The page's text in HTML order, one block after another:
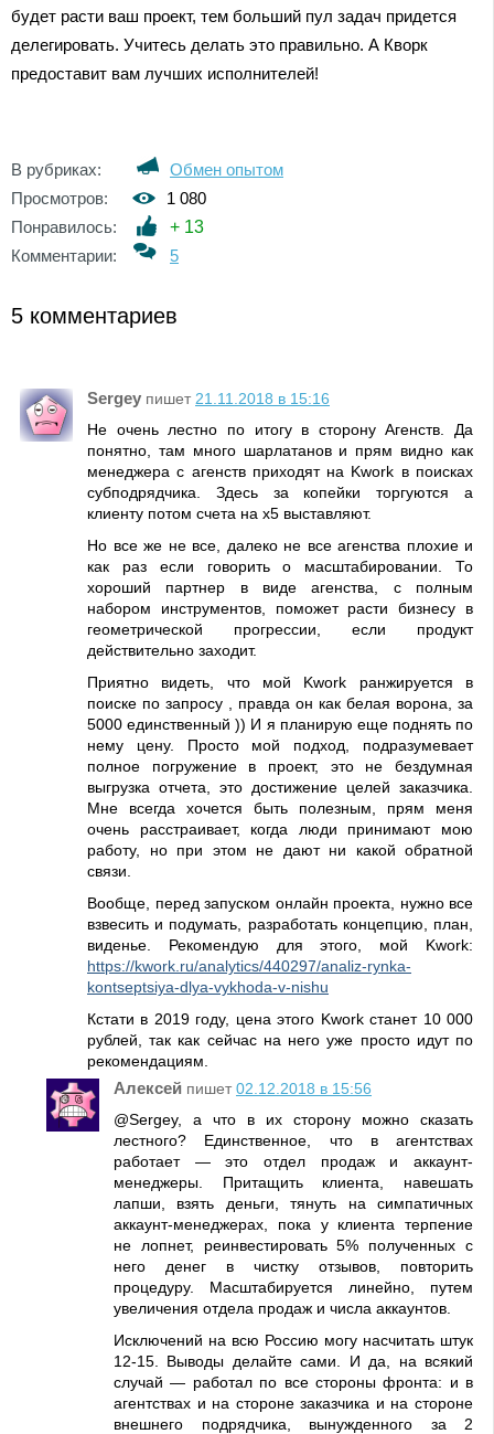
будет расти ваш проект, тем больший пул задач придется
делегировать. Учитесь делать это правильно. А Кворк
предоставит вам лучших исполнителей!
В рубриках:
Обмен опытом
Просмотров:
1 080
Понравилось:
+ 13
Комментарии:
5
5 комментариев
Sergey пишет 21.11.2018 в 15:16
Не очень лестно по итогу в сторону Агенств. Да
понятно, там много шарлатанов и прям видно как
менеджера с агенств приходят на Kwork в поисках
субподрядчика. Здесь за копейки торгуются а
клиенту потом счета на x5 выставляют.
Но все же не все, далеко не все агенства плохие и
как раз если говорить о масштабировании. То
хороший партнер в виде агенства, с полным
набором инструментов, поможет расти бизнесу в
геометрической прогрессии, если продукт
действительно заходит.
Приятно видеть, что мой Kwork ранжируется в
поиске по запросу , правда он как белая ворона, за
5000 единственный )) И я планирую еще поднять по
нему цену. Просто мой подход, подразумевает
полное погружение в проект, это не бездумная
выгрузка отчета, это достижение целей заказчика.
Мне всегда хочется быть полезным, прям меня
очень расстраивает, когда люди принимают мою
работу, но при этом не дают ни какой обратной
связи.
Вообще, перед запуском онлайн проекта, нужно все
взвесить и подумать, разработать концепцию, план,
виденье. Рекомендую для этого, мой Kwork:
https://kwork.ru/analytics/440297/analiz-rynka-
kontseptsiya-dlya-vykhoda-v-nishu
Кстати в 2019 году, цена этого Kwork станет 10 000
рублей, так как сейчас на него уже просто идут по
рекомендациям.
Алексей пишет 02.12.2018 в 15:56
@Sergey, а что в их сторону можно сказать
лестного? Единственное, что в агентствах
работает — это отдел продаж и аккаунт-
менеджеры. Притащить клиента, навешать
лапши, взять деньги, тянуть на симпатичных
аккаунт-менеджерах, пока у клиента терпение
не лопнет, реинвестировать 5% полученных с
него денег в чистку отзывов, повторить
процедуру. Масштабируется линейно, путем
увеличения отдела продаж и числа аккаунтов.
Исключений на всю Россию могу насчитать штук
12-15. Выводы делайте сами. И да, на всякий
случай — работал по все стороны фронта: и в
агентствах и на стороне заказчика и на стороне
внешнего подрядчика, вынужденного за 2